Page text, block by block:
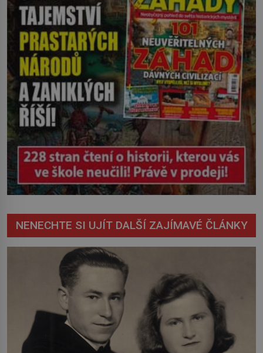
NENECHTE SI UJÍT DALŠÍ ZAJÍMAVÉ ČLÁNKY